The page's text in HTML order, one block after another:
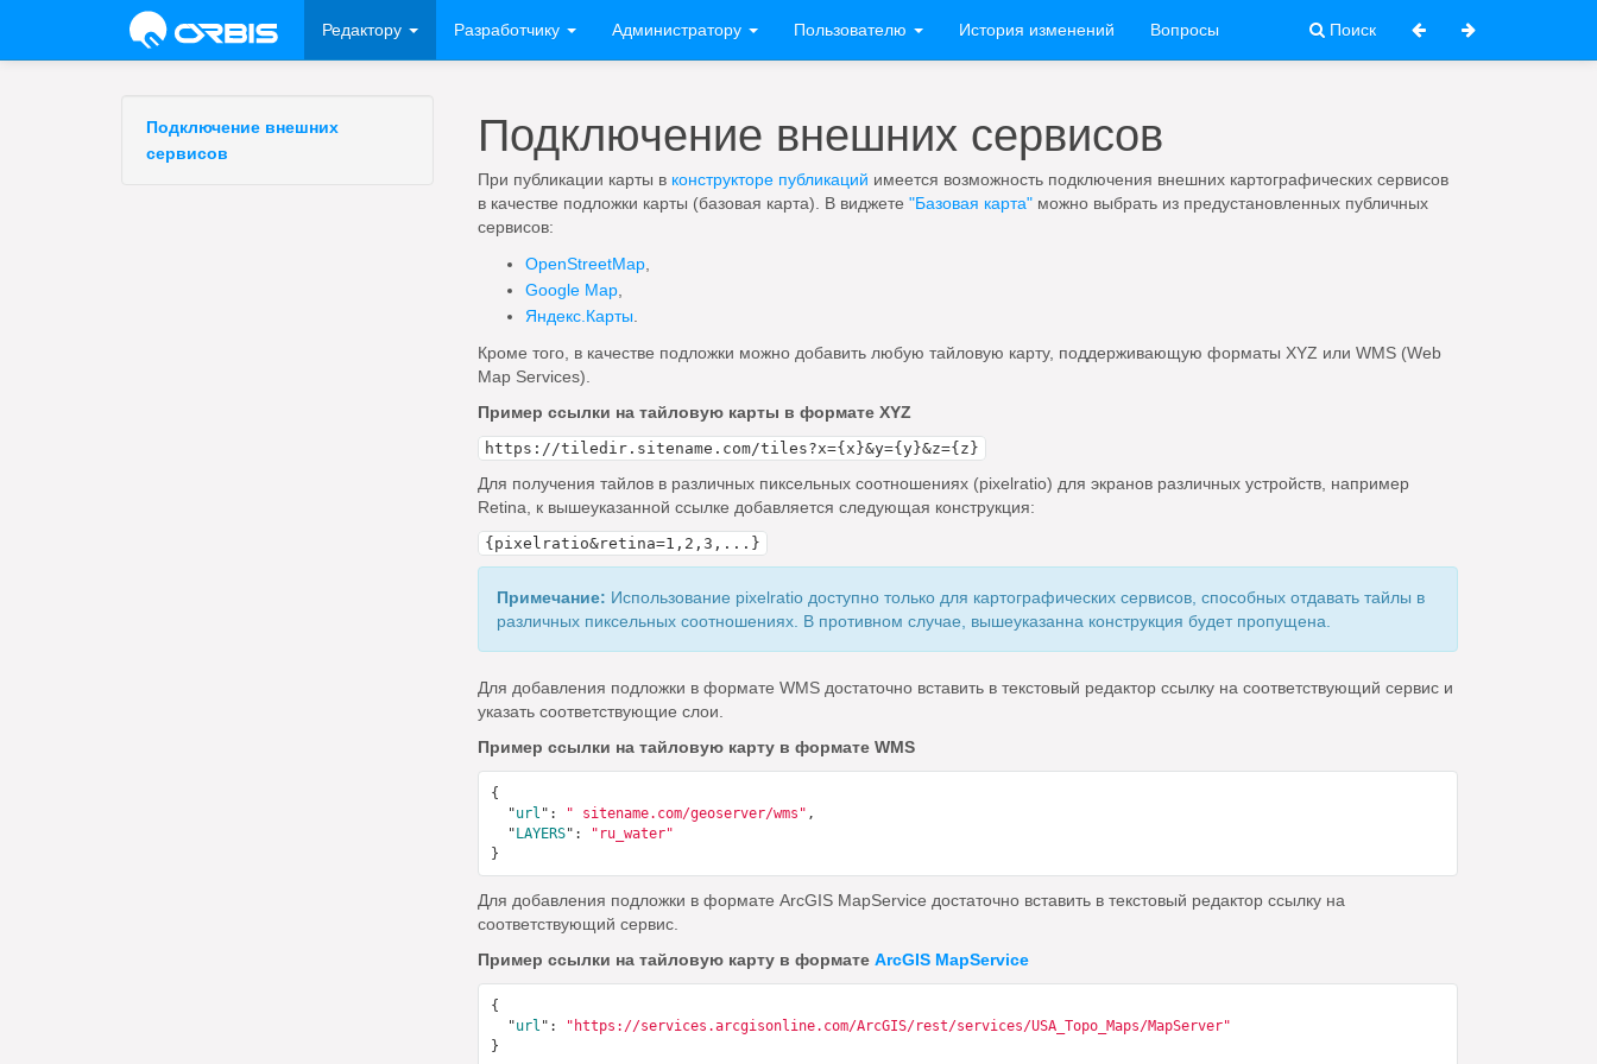
Редактору Разработчику Администратору Пользователю История изменений Вопросы Поиск
Подключение внешних
сервисов
Подключение внешних сервисов
При публикации карты в конструкторе публикаций имеется возможность подключения внешних картографических сервисов
в качестве подложки карты (базовая карта). В виджете "Базовая карта" можно выбрать из предустановленных публичных
сервисов:
OpenStreetMap
Google Map
Яндекс.Карты
Кроме того, в качестве подложки можно добавить любую тайловую карту, поддерживающую форматы XYZ или WMS (Web
Map Services).
Пример ссылки на тайловую карты в формате XYZ
https://tiledir.sitename.com/tiles?x={x}&y={y}&z={z}
Для получения тайлов в различных пиксельных соотношениях (pixelratio) для экранов различных устройств, например
Retina, к вышеуказанной ссылке добавляется следующая конструкция:
{pixelratio&retina=1,2,3,...}
Примечание: Использование pixelratio доступно только для картографических сервисов, способных отдавать тайлы в
различных пиксельных соотношениях. В противном случае, вышеуказанна конструкция будет пропущена.
Для добавления подложки в формате WMS достаточно вставить в текстовый редактор ссылку на соответствующий сервис и
указать соответствующие слои.
Пример ссылки на тайловую карту в формате WMS
{
  "
url ": " sitename.com/geoserver/wms" ,
  "
LAYERS":
"ru_water"
Для добавления подложки в формате ArcGIS MapService достаточно вставить в текстовый редактор ссылку на
соответствующий сервис.
Пример ссылки на тайловую карту в формате ArcGIS MapService
{
  "
url ":
"https://services.arcgisonline.com/ArcGIS/rest/services/USA_Topo_Maps/MapServer"